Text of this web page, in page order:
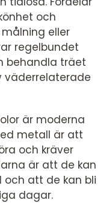
och
eller
regelbundet
behandla träet
väderrelaterade
är moderna
metall är att
och kräver
är att de kan
och att de kan bli
dagar.